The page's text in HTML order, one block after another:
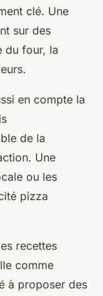
clé. Une
sur des
du four, la
en compte la
de la
Une
ou les
pizza
recettes
comme
à proposer des